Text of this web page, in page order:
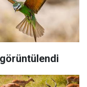
görüntülendi